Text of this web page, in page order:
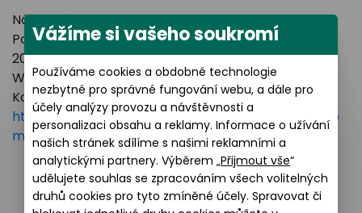
Název výrobce: LUXOTTICA GROUP
Poštovní adresa: Piazzale Luigi Cadorna 3 Milano,
20123 Italy
Webové stránky:https://www.essilorluxottica.com
Kontakt:
https://www.essilorluxottica.com/en/brands/custo
mer-care
Vážíme si vašeho soukromí
Používáme cookies a obdobné technologie
nezbytné pro správné fungování webu, a dále pro
účely analýzy provozu a návštěvnosti a
personalizaci obsahu a reklamy. Informace o užívání
našich stránek sdílíme s našimi reklamními a
analytickými partnery. Výběrem „Přijmout vše“
udělujete souhlas se zpracováním všech volitelných
druhů cookies pro tyto zmíněné účely. Spravovat či